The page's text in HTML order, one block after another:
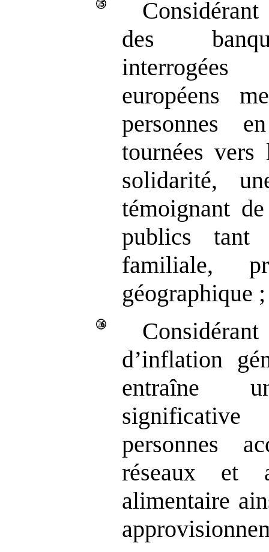
des
européens
personnes
tournées vers
solidarité,
témoignant
publics tant
familiale,
géographique ;
d’inflation
entraîne
personnes
réseaux et
alimentaire